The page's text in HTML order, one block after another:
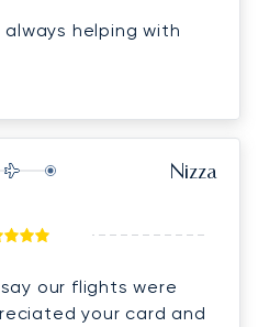
helping with
Nizza
our flights were
your card and